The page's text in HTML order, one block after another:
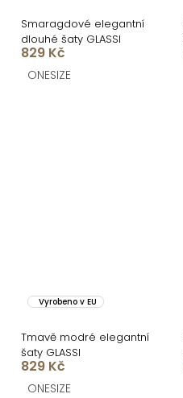
Smaragdové elegantní
dlouhé šaty GLASSI
829 Kč
ONESIZE
Vyrobeno v EU
Tmavě modré elegantní
šaty GLASSI
829 Kč
ONESIZE